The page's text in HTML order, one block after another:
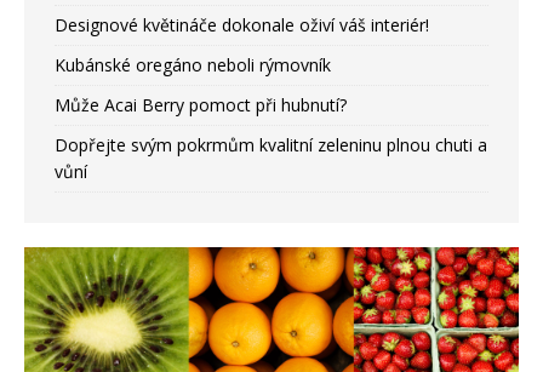
Designové květináče dokonale oživí váš interiér!
Kubánské oregáno neboli rýmovník
Může Acai Berry pomoct při hubnutí?
Dopřejte svým pokrmům kvalitní zeleninu plnou chuti a
vůní